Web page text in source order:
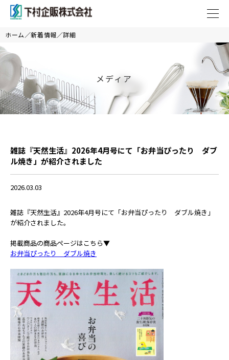
ホーム 新着情報 詳細
メディア
雑誌『天然生活』2026年4月号にて「お弁当ぴったり ダブ
ル焼き」が紹介されました
2026.03.03
雑誌『天然生活』2026年4月号にて「お弁当ぴったり ダブル焼き」
が紹介されました。
掲載商品の商品ページはこちら▼
お弁当ぴったり ダブル焼き